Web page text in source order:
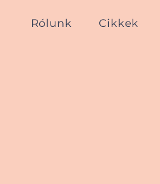
Rólunk Cikkek